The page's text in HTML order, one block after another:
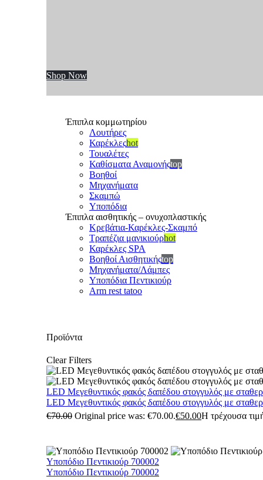
Shop Now
Έπιπλα κομμωτηρίου
Λουτήρες
Καρέκλεςhot
Τουαλέτες
Καθίσματα Αναμονήςtop
Βοηθοί
Μηχανήματα
Σκαμπώ
Υποπόδια
Έπιπλα αισθητικής – ονυχοπλαστικής
Κρεβάτια-Καρέκλες-Σκαμπό
Τραπέζια μανικιούρhot
Καρέκλες SPA
Βοηθοί Αισθητικήςtop
Μηχανήματα/Λάμπες
Υποπόδια Πεντικιούρ
Arm rest tatoo
Προϊόντα
Clear Filters
LED Μεγεθυντικός φακός δαπέδου στογγυλός με
LED Μεγεθυντικός φακός δαπέδου στογγυλός με
€70.00 Original price was: €70.00.€50.00Η τρέχουσα
Υποπόδιο Πεντικιούρ 700002
Υποπόδιο Πεντικιούρ 700002